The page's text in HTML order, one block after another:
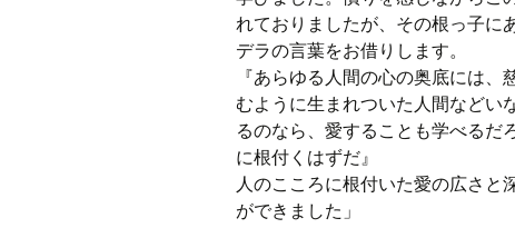
れておりましたが、その根っ子に
デラの言葉をお借りします。
『あらゆる人間の心の奥底には
むように生まれついた人間などい
るのなら、愛することも学べるだ
に根付くはずだ』
人のこころに根付いた愛の広さと
ができました」